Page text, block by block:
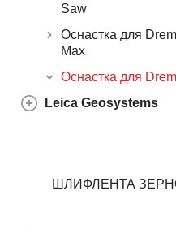
Saw
Оснастка для
Max
Оснастка для
Leica Geosystems
ШЛИФЛЕНТА